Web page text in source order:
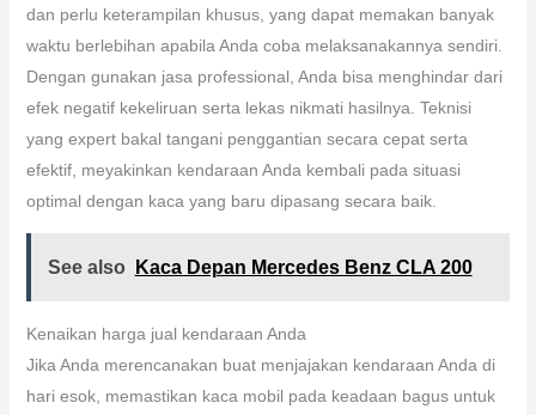
dan perlu keterampilan khusus, yang dapat memakan banyak
waktu berlebihan apabila Anda coba melaksanakannya sendiri.
Dengan gunakan jasa professional, Anda bisa menghindar dari
efek negatif kekeliruan serta lekas nikmati hasilnya. Teknisi
yang expert bakal tangani penggantian secara cepat serta
efektif, meyakinkan kendaraan Anda kembali pada situasi
optimal dengan kaca yang baru dipasang secara baik.
See also Kaca Depan Mercedes Benz CLA 200
Kenaikan harga jual kendaraan Anda
Jika Anda merencanakan buat menjajakan kendaraan Anda di
hari esok, memastikan kaca mobil pada keadaan bagus untuk